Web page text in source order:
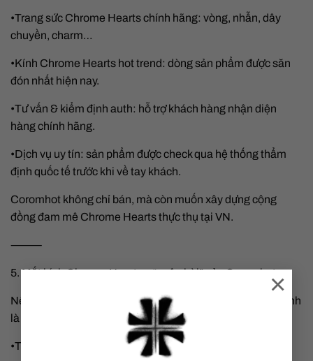
×
•Trang sức Chrome Hearts chính hãng: vòng, nhẫn, dây
chuyền, charm…
•Kính Chrome Hearts hot trend: dòng sản phẩm được săn
đón nhất hiện nay.
•Tư vấn & kiểm định auth: hỗ trợ khách hàng nhận diện
hàng chính hãng.
•Dịch vụ uy tín: sản phẩm được check qua hệ thống thẩm
định quốc tế trước khi về tay khách.
Coromhot không chỉ bán, mà còn muốn xây dựng cộng
đồng đam mê Chrome Hearts thực thụ tại VN.
⸻
5. Mắt kính Chrome Hearts – “quân bài” của Coromhot
Nếu trang sức là linh hồn Chrome Hearts, thì mắt kính chính
là sản phẩm đang bùng nổ mạnh mẽ.
•Thiết kế unisex, cực ngầu.